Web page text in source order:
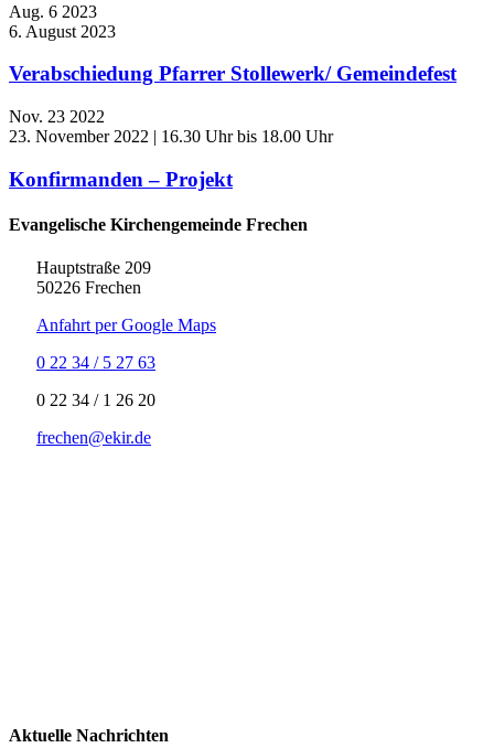
Aug. 6 2023
6. August 2023
Verabschiedung Pfarrer Stollewerk/ Gemeindefest
Nov. 23 2022
23. November 2022 | 16.30 Uhrbis 18.00 Uhr
Konfirmanden – Projekt
Evangelische Kirchengemeinde Frechen
Hauptstraße 209
50226 Frechen
Anfahrt per Google Maps
0 22 34 / 5 27 63
‍0 22 34 / ‍1 26 20
frechen@ekir.de
Aktuelle Nachrichten